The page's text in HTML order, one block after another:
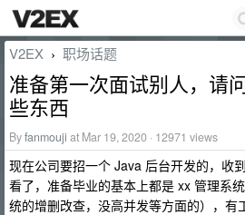
V2EX › 职场话题
准备第一次面试别人，请
些东西
Byfanmouji at Mar 19, 2020 · 12971 views
现在公司要招一个 Java 后台开发的，收
看了，准备毕业的基本上都是 xx 管理系
统的增删改查，没高并发等方面的），有